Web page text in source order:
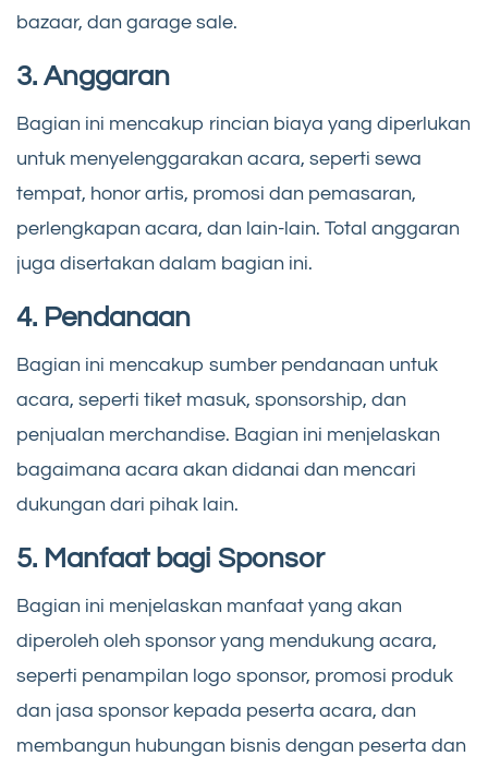
bazaar, dan garage sale.
3. Anggaran
Bagian ini mencakup rincian biaya yang diperlukan
untuk menyelenggarakan acara, seperti sewa
tempat, honor artis, promosi dan pemasaran,
perlengkapan acara, dan lain-lain. Total anggaran
juga disertakan dalam bagian ini.
4. Pendanaan
Bagian ini mencakup sumber pendanaan untuk
acara, seperti tiket masuk, sponsorship, dan
penjualan merchandise. Bagian ini menjelaskan
bagaimana acara akan didanai dan mencari
dukungan dari pihak lain.
5. Manfaat bagi Sponsor
Bagian ini menjelaskan manfaat yang akan
diperoleh oleh sponsor yang mendukung acara,
seperti penampilan logo sponsor, promosi produk
dan jasa sponsor kepada peserta acara, dan
membangun hubungan bisnis dengan peserta dan